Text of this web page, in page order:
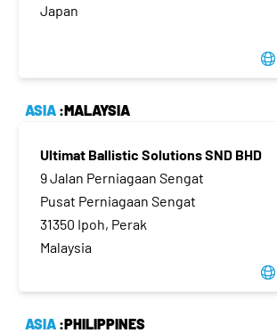
Japan
ASIA :MALAYSIA
Ultimat Ballistic Solutions SND BHD
9 Jalan Perniagaan Sengat
Pusat Perniagaan Sengat
31350 Ipoh, Perak
Malaysia
ASIA :PHILIPPINES